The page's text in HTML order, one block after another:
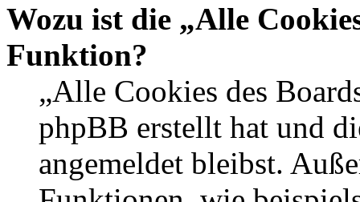
Wozu ist die „Alle
Funktion?
„Alle Cookies des
phpBB erstellt hat und
angemeldet bleibst.